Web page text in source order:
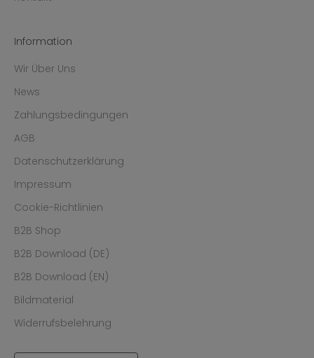
Information
Wir Über Uns
News
Zahlungsbedingungen
AGB
Datenschutzerklärung
Impressum
Cookie-Richtlinien
B2B Shop
B2B Download (DE)
B2B Download (EN)
Bildmaterial
Widerrufsbelehrung